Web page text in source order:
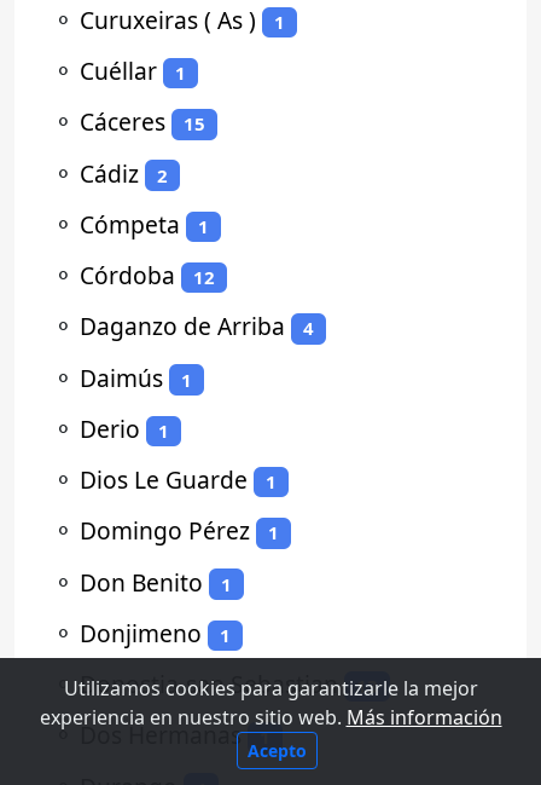
⚬ Curuxeiras ( As ) 1
⚬ Cuéllar 1
⚬ Cáceres 15
⚬ Cádiz 2
⚬ Cómpeta 1
⚬ Córdoba 12
⚬ Daganzo de Arriba 4
⚬ Daimús 1
⚬ Derio 1
⚬ Dios Le Guarde 1
⚬ Domingo Pérez 1
⚬ Don Benito 1
⚬ Donjimeno 1
⚬Donostia-san Sebastian 13
⚬Dos Hermanas 1
Utilizamos cookies para garantizarle la mejor
experiencia en nuestro sitio web. Más información
Acepto